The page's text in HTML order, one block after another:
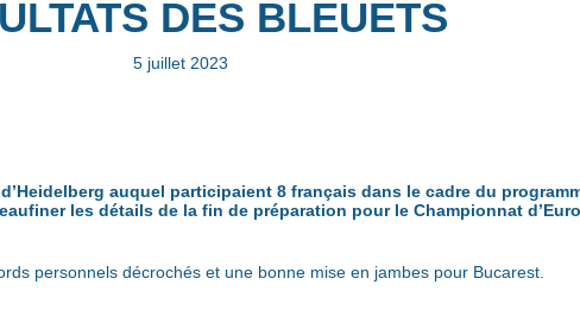
DES BLEUETS
5 juillet 2023
auquel participaient 8 français dans le cadre du
les détails de la fin de préparation pour le Championnat
personnels décrochés et une bonne mise en jambes pour Bucarest.